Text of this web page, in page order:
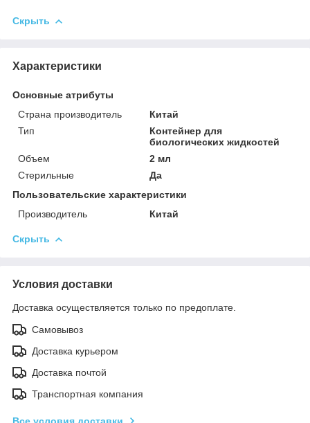
Скрыть
Характеристики
Основные атрибуты
Страна производитель
Китай
Тип
Контейнер для
биологических жидкостей
Объем
2 мл
Стерильные
Да
Пользовательские характеристики
Производитель
Китай
Скрыть
Условия доставки
Доставка осуществляется только по предоплате.
Самовывоз
Доставка курьером
Доставка почтой
Транспортная компания
Все условия доставки